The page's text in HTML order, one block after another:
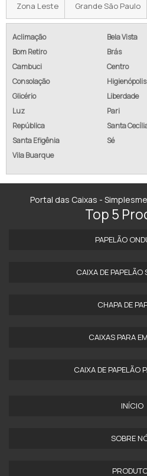
Zona Leste Grande São Paulo
Aclimação
Bela Vista
Bom Retiro
Brás
Cambuci
Centro
Consolação
Higienópolis
Glicério
Liberdade
Luz
Pari
República
Santa
Santa Efigênia
Sé
Vila Buarque
Portal das Caixas -
Top 5
PAPELÃO
CAIXA DE PAPELÃO
CHAPA DE
CAIXAS PARA
CAIXA DE PAPELÃO
INÍCIO
SOBRE